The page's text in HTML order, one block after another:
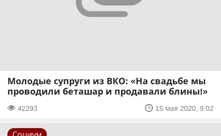
Молодые супруги из ВКО: «На свадьбе мы
проводили беташар и продавали блины!»
42293 15 мая 2020, 9:02